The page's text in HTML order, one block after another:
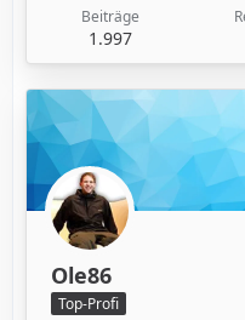
Beiträge
1.997
Ole86
Top-Profi